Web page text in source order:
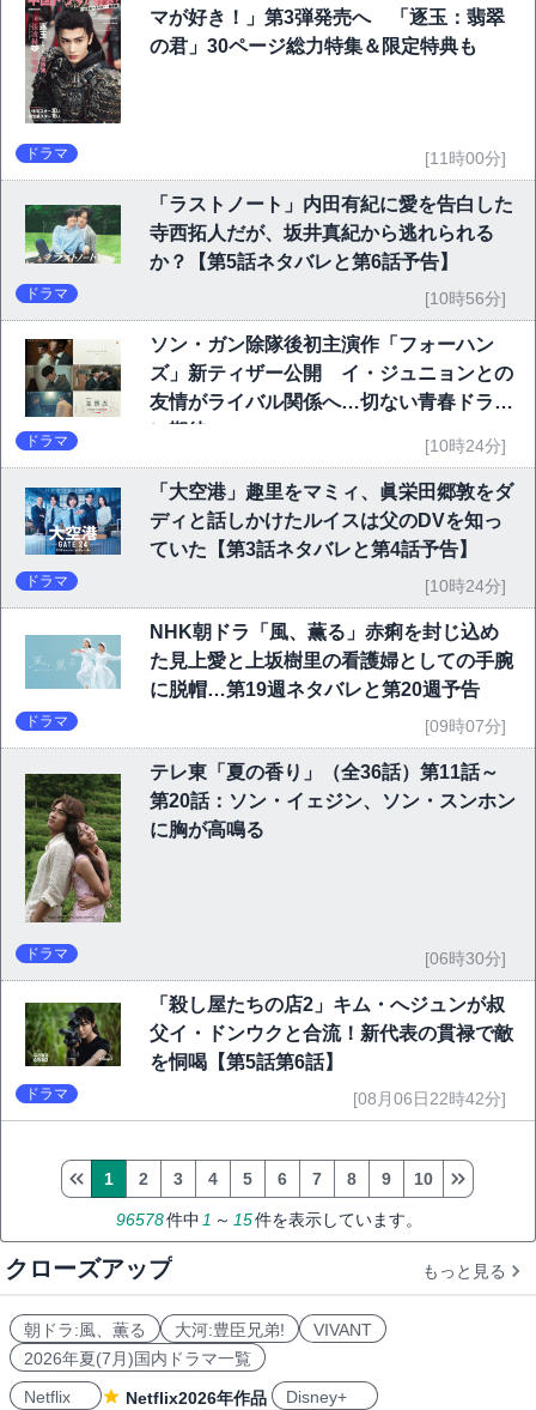
マが好き！」第3弾発売へ 「逐玉：翡翠
の君」30ページ総力特集＆限定特典も
ドラマ [11時00分]
「ラストノート」内田有紀に愛を告白した
寺西拓人だが、坂井真紀から逃れられる
か？【第5話ネタバレと第6話予告】
ドラマ [10時56分]
ソン・ガン除隊後初主演作「フォーハン
ズ」新ティザー公開 イ・ジュニョンとの
友情がライバル関係へ…切ない青春ドラマ
に期待
ドラマ [10時24分]
「大空港」趣里をマミィ、眞栄田郷敦をダ
ディと話しかけたルイスは父のDVを知っ
ていた【第3話ネタバレと第4話予告】
ドラマ [10時24分]
NHK朝ドラ「風、薫る」赤痢を封じ込め
た見上愛と上坂樹里の看護婦としての手腕
に脱帽…第19週ネタバレと第20週予告
ドラマ [09時07分]
テレ東「夏の香り」（全36話）第11話～
第20話：ソン・イェジン、ソン・スンホン
に胸が高鳴る
ドラマ [06時30分]
「殺し屋たちの店2」キム・へジュンが叔
父イ・ドンウクと合流！新代表の貫禄で敵
を恫喝【第5話第6話】
ドラマ [08月06日22時42分]
96578件中 1 ～ 15件を表示しています。
1 2 3 4 5 6 7 8 9 10
クローズアップ もっと見る
朝ドラ:風、薫る 大河:豊臣兄弟!
VIVANT
2026年夏(7月)国内ドラマ一覧
Netflix
Netflix2026年作品
Disney+